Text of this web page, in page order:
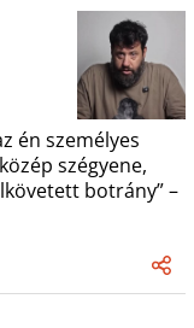
én személyes
szégyene,
botrány” –